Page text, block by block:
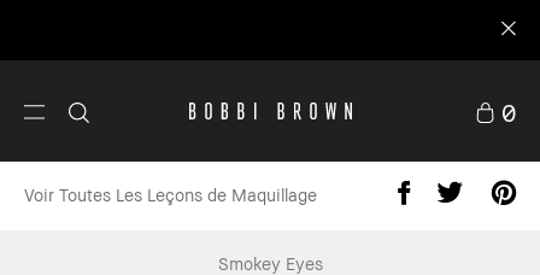
0
Voir Toutes Les Leçons de Maquillage
Smokey Eyes